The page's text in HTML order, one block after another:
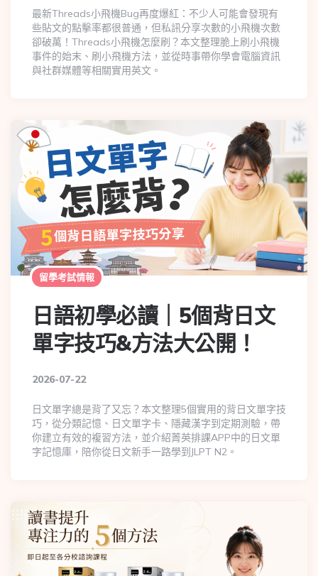
最新Threads小飛機Bug再度爆紅：不少人可能會發現有
些貼文的點擊率都很普通，但私訊分享次數的小飛機次數
卻破萬！Threads小飛機怎麼刷？本文整理脆上刷小飛機
事件的始末、刷小飛機方法，並從時事帶你學會電腦資訊
與社群媒體等相關實用英文。
留學考試情報
日語初學必讀｜5個背日文
單字技巧&方法大公開！
2026-07-22
日文單字總是背了又忘？本文整理5個實用的背日文單字技
巧，從分類記憶、日文單字卡、隱藏漢字到定期測驗，帶
你建立有效的複習方法，並介紹菁英排課APP中的日文單
字記憶庫，陪你從日文新手一路學到JLPT N2。